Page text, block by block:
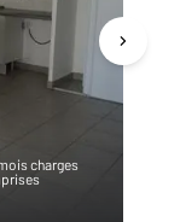
charges